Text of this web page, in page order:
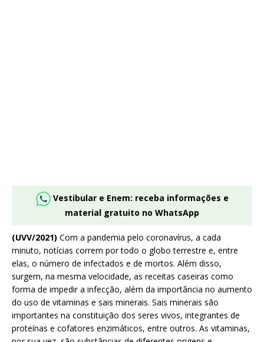
Vestibular e Enem: receba informações e
material gratuito no WhatsApp
(UVV/2021) Com a pandemia pelo coronavírus, a cada
minuto, notícias correm por todo o globo terrestre e, entre
elas, o número de infectados e de mortos. Além disso,
surgem, na mesma velocidade, as receitas caseiras como
forma de impedir a infecção, além da importância no aumento
do uso de vitaminas e sais minerais. Sais minerais são
importantes na constituição dos seres vivos, integrantes de
proteínas e cofatores enzimáticos, entre outros. As vitaminas,